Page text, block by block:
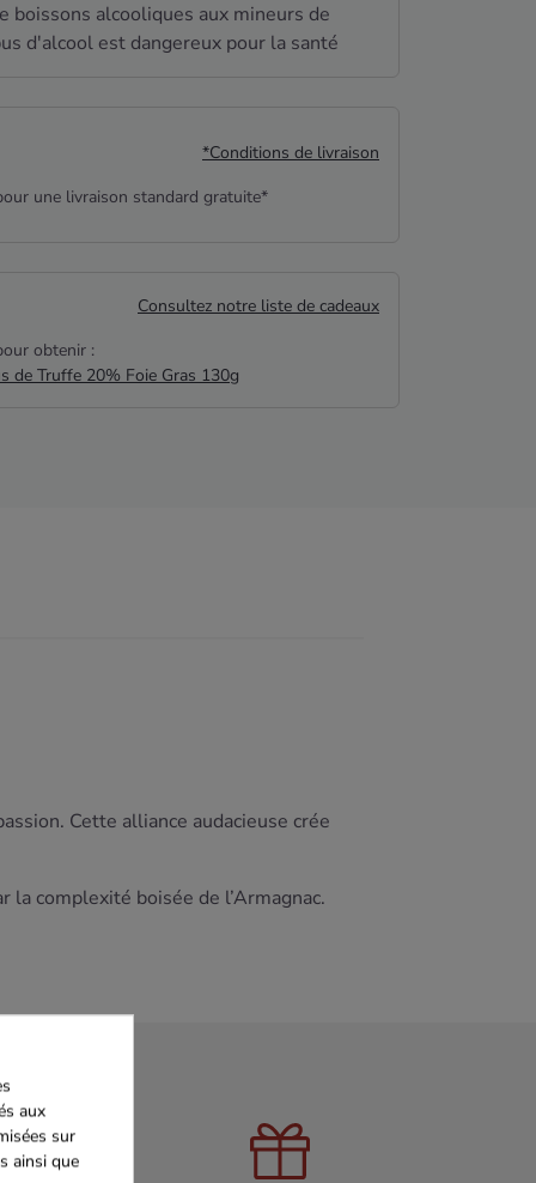
boissons alcooliques aux mineurs de
d'alcool est dangereux pour la santé
*Conditions de livraison
une livraison standard gratuite*
Consultez notre liste de cadeaux
obtenir :
de Truffe 20% Foie Gras 130g
Cette alliance audacieuse crée
complexité boisée de l’Armagnac.
aux
sur
ainsi que